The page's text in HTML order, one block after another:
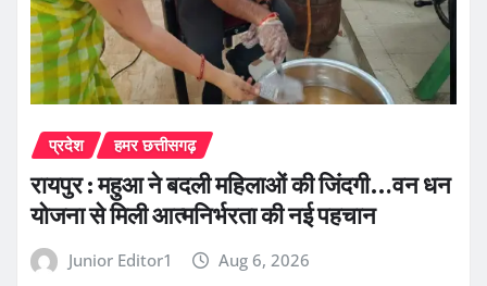
प्रदेश हमर छत्तीसगढ़
रायपुर : महुआ ने बदली महिलाओं की जिंदगी…वन धन
योजना से मिली आत्मनिर्भरता की नई पहचान
Junior Editor1 Aug 6, 2026